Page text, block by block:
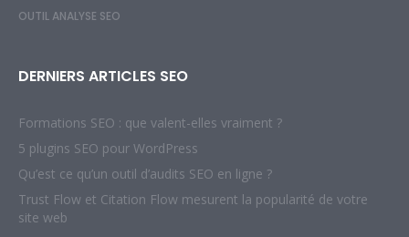
OUTIL ANALYSE SEO
DERNIERS ARTICLES SEO
Formations SEO : que valent-elles vraiment ?
5 plugins SEO pour WordPress
Qu’est ce qu’un outil d’audits SEO en ligne ?
Trust Flow et Citation Flow mesurent la popularité de votre
site web